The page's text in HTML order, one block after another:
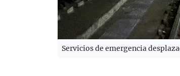
Servicios de emergencia